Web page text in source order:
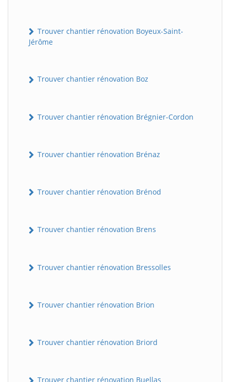
Trouver chantier rénovation Boyeux-Saint-
Jérôme
Trouver chantier rénovation Boz
Trouver chantier rénovation Brégnier-Cordon
Trouver chantier rénovation Brénaz
Trouver chantier rénovation Brénod
Trouver chantier rénovation Brens
Trouver chantier rénovation Bressolles
Trouver chantier rénovation Brion
Trouver chantier rénovation Briord
Trouver chantier rénovation Buellas